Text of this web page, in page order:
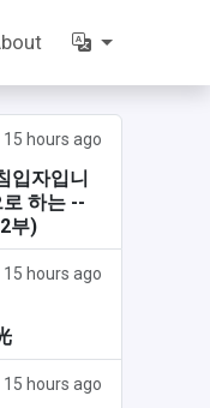
15 hours ago
입자입니
하는 --
부)
15 hours ago
15 hours ago